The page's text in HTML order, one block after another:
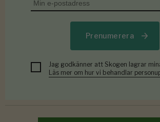
Prenumerera
Jag godkänner att Skogen lagrar
Läs mer om hur vi behandlar